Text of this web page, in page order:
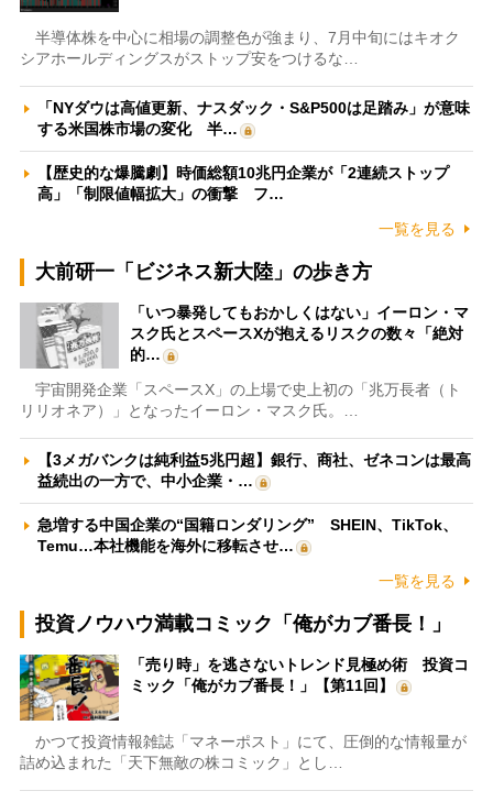
半導体株を中心に相場の調整色が強まり、7月中旬にはキオク
シアホールディングスがストップ安をつけるな…
「NYダウは高値更新、ナスダック・S&P500は足踏み」が意味
する米国株市場の変化 半…
【歴史的な爆騰劇】時価総額10兆円企業が「2連続ストップ
高」「制限値幅拡大」の衝撃 フ…
一覧を見る
大前研一「ビジネス新大陸」の歩き方
「いつ暴発してもおかしくはない」イーロン・マ
スク氏とスペースXが抱えるリスクの数々「絶対
的…
宇宙開発企業「スペースX」の上場で史上初の「兆万長者（ト
リリオネア）」となったイーロン・マスク氏。…
【3メガバンクは純利益5兆円超】銀行、商社、ゼネコンは最高
益続出の一方で、中小企業・…
急増する中国企業の“国籍ロンダリング” SHEIN、TikTok、
Temu…本社機能を海外に移転させ…
一覧を見る
投資ノウハウ満載コミック「俺がカブ番長！」
「売り時」を逃さないトレンド見極め術 投資コ
ミック「俺がカブ番長！」【第11回】
かつて投資情報雑誌「マネーポスト」にて、圧倒的な情報量が
詰め込まれた「天下無敵の株コミック」とし…